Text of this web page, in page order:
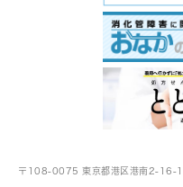
〒108-0075 東京都港区港南2-16-1